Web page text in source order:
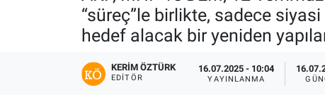
“süreç”le birlikte, sadece
hedef alacak bir yeniden
KERIM ÖZTÜRK
EDITÖR
16.07.2025 - 10:04
YAYINLANMA
Son Dakika Haberleri
Haber Arşivi